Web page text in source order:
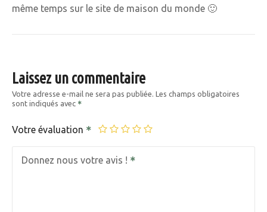
même temps sur le site de maison du monde 🙂
Laissez un commentaire
Votre adresse e-mail ne sera pas publiée. Les champs obligatoires
sont indiqués avec
Votre évaluation
Donnez nous votre avis !